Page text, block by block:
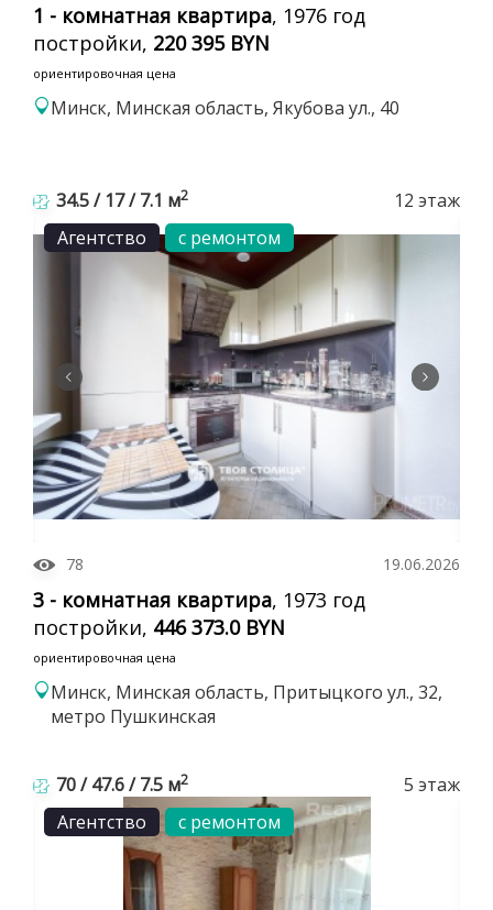
1 - комнатная квартира, 1976 год
постройки, 220 395 BYN
ориентировочная цена
Минск, Минская область, Якубова ул., 40
34.5 / 17 / 7.1 м2
12 этаж
Агентство
с ремонтом
78 19.06.2026
3 - комнатная квартира, 1973 год
постройки, 446 373.0 BYN
ориентировочная цена
Минск, Минская область, Притыцкого ул., 32,
метро Пушкинская
70 / 47.6 / 7.5 м2
5 этаж
Агентство
с ремонтом